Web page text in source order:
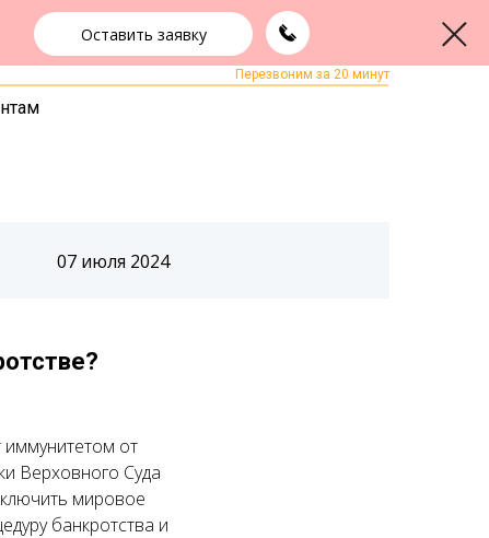
Оставить заявку ЗАКАЗАТЬ ЗВОНОК
Перезвоним за 20 минут
+7 (343) 363-91-89
07 июля 2024
от
Верховного Суда
мировое
банкротства и